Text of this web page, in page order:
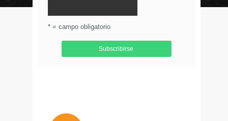
* = campo obligatorio
© Circulo Marketing 2016. Todos los derechos
reservados.
Aviso de Privacidad